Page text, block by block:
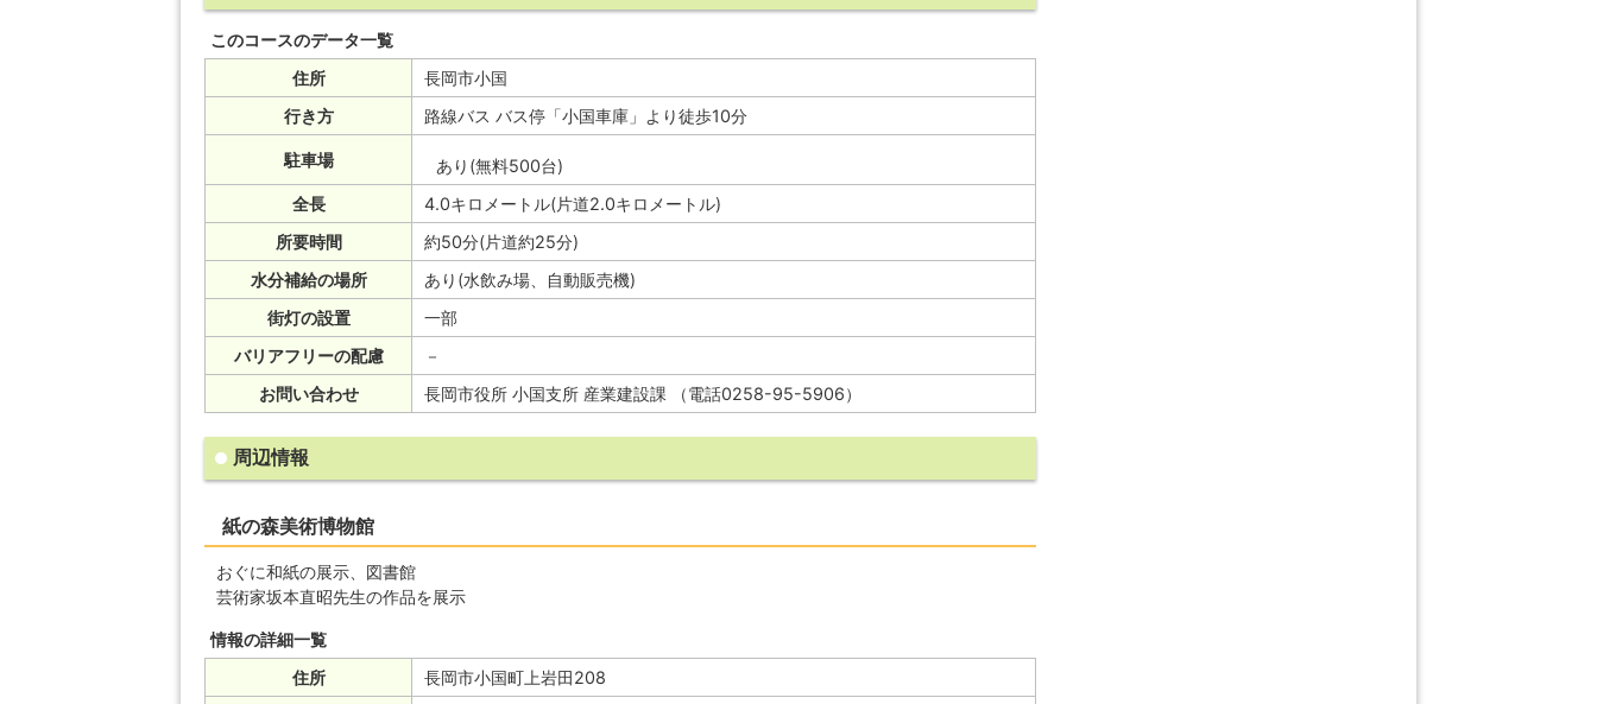
このコースのデータ一覧
住所
長岡市小国
行き方
路線バス バス停「小国車庫」より徒歩10分
駐車場
あり(無料500台)
全長
4.0キロメートル(片道2.0キロメートル)
所要時間
約50分(片道約25分)
水分補給の場所
あり(水飲み場、自動販売機)
街灯の設置
一部
バリアフリーの配慮
－
お問い合わせ
長岡市役所 小国支所 産業建設課 （電話0258-95-5906）
周辺情報
紙の森美術博物館
おぐに和紙の展示、図書館
芸術家坂本直昭先生の作品を展示
情報の詳細一覧
住所
長岡市小国町上岩田208